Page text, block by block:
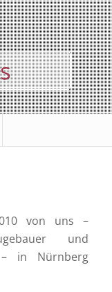
von uns –
und
in Nürnberg